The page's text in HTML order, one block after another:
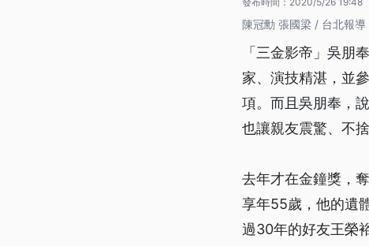
陳冠勳 張國梁 / 台北報導
「三金影帝」吳朋
家、演技精湛，並
項。而且吳朋奉，
也讓親友震驚、不捨
去年才在金鐘獎，
享年55歲，他的遺
過30年的好友王榮